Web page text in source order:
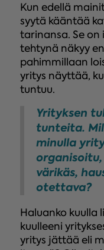
Kun edellä
syytä kääntää
tarinansa. Se on
tehtynä näkyy
pahimmillaan
yritys näyttää,
tuntuu.
Yrityksen
tunteita.
minulla
värikäs,
otettava?
Haluanko kuulla
kuulleeni
yritys jättää eli